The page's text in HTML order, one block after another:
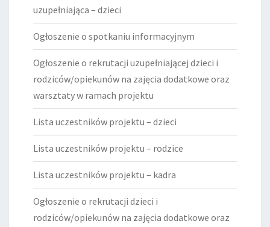
uzupełniająca – dzieci
Ogłoszenie o spotkaniu informacyjnym
Ogłoszenie o rekrutacji uzupełniającej dzieci i
rodziców/opiekunów na zajęcia dodatkowe oraz
warsztaty w ramach projektu
Lista uczestników projektu – dzieci
Lista uczestników projektu – rodzice
Lista uczestników projektu – kadra
Ogłoszenie o rekrutacji dzieci i
rodziców/opiekunów na zajęcia dodatkowe oraz